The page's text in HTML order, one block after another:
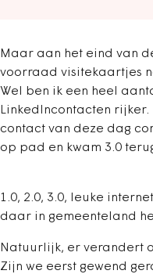
Maar aan het eind van
voorraad visitekaartjes
Wel ben ik een heel
LinkedIncontacten
contact van deze dag
op pad en kwam 3.0
1.0, 2.0, 3.0, leuke
daar in gemeenteland
Natuurlijk, er verandert
Zijn we eerst gewend